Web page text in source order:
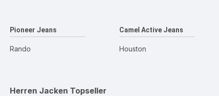
Pioneer Jeans
Rando
Camel Active Jeans
Houston
Herren Jacken Topseller